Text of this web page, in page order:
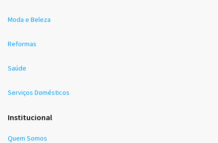
Moda e Beleza
Reformas
Saúde
Serviços Domésticos
Institucional
Quem Somos